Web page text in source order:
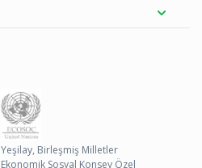
Yeşilay, Birleşmiş Milletler
Ekonomik Sosyal Konsey Özel